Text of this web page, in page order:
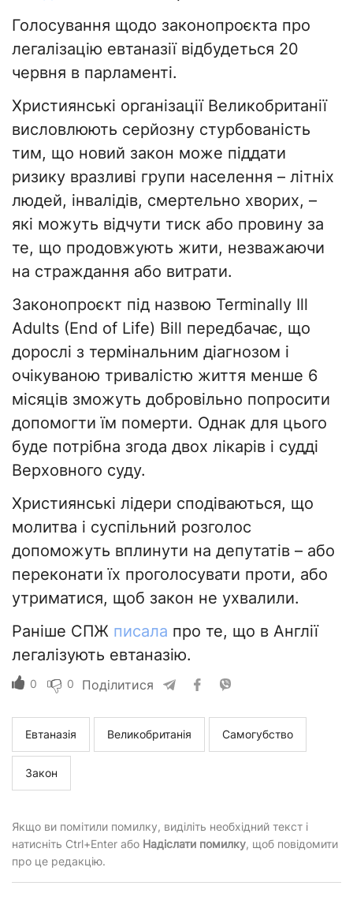
Голосування щодо законопроєкта про
легалізацію евтаназії відбудеться 20
червня в парламенті.
Християнські організації Великобританії
висловлюють серйозну стурбованість
тим, що новий закон може піддати
ризику вразливі групи населення – літніх
людей, інвалідів, смертельно хворих, –
які можуть відчути тиск або провину за
те, що продовжують жити, незважаючи
на страждання або витрати.
Законопроєкт під назвою Terminally Ill
Adults (End of Life) Bill передбачає, що
дорослі з термінальним діагнозом і
очікуваною тривалістю життя менше 6
місяців зможуть добровільно попросити
допомогти їм померти. Однак для цього
буде потрібна згода двох лікарів і судді
Верховного суду.
Християнські лідери сподіваються, що
молитва і суспільний розголос
допоможуть вплинути на депутатів – або
переконати їх проголосувати проти, або
утриматися, щоб закон не ухвалили.
Раніше СПЖ писала про те, що в Англії
легалізують евтаназію.
0 0 Поділитися
Евтаназія Великобританія Самогубство
Закон
Якщо ви помітили помилку, виділіть необхідний текст і
натисніть Ctrl+Enter або Надіслати помилку, щоб повідомити
про це редакцію.